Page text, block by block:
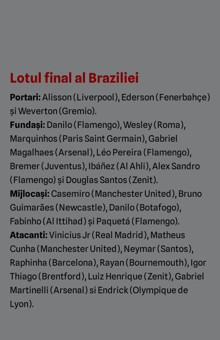
Lotul final al Braziliei
Portari:Alisson (Liverpool), Ederson (Fenerbahçe)
și Weverton (Gremio).
Fundași: Danilo (Flamengo), Wesley (Roma),
Marquinhos (Paris Saint Germain), Gabriel
Magalhaes (Arsenal), Léo Pereira (Flamengo),
Bremer (Juventus), Ibáñez (Al Ahli), Alex Sandro
(Flamengo) și Douglas Santos (Zenit).
Mijlocași: Casemiro (Manchester United), Bruno
Guimarães (Newcastle), Danilo (Botafogo),
Fabinho (Al Ittihad) și Paquetá (Flamengo).
Atacanti:Vinicius Jr (Real Madrid), Matheus
Cunha (Manchester United), Neymar (Santos),
Raphinha (Barcelona), Rayan (Bournemouth), Igor
Thiago (Brentford), Luiz Henrique (Zenit), Gabriel
Martinelli (Arsenal) si Endrick (Olympique de
Lyon).